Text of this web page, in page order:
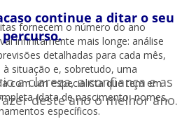
fornecem o número do ano
infinitamente mais longe: análise
detalhadas para cada mês,
situação e, sobretudo, uma
com um especialista que tem em
(data de nascimento, nomes,
específicos.
continue a ditar o seu
percurso.
a clareza, a confiança e as
deste ano o melhor ano.